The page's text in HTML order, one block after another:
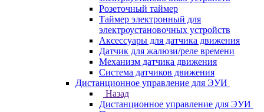
Розеточный таймер
Таймер электронный для
электроустановочных устройств
Аксессуары для датчика движения
Датчик для жалюзи/реле времени
Механизм датчика движения
Система датчиков движения
Дистанционное управление для ЭУИ
Назад
Дистанционное управление для ЭУИ